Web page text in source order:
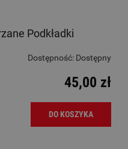
Podkładki
Dostępność: Dostępny
45,00 zł
DO KOSZYKA